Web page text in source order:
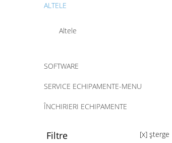
ALTELE
Altele
SOFTWARE
SERVICE ECHIPAMENTE-MENU
ÎNCHIRIERI ECHIPAMENTE
Filtre [x] șterge